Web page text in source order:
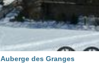
Auberge des Granges